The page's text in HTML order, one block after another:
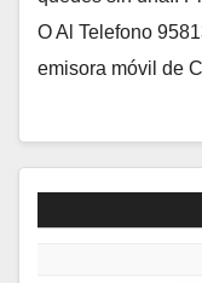
O Al Telefono
emisora móvil de